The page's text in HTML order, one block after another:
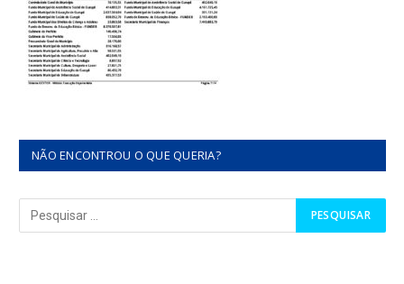
NÃO ENCONTROU O QUE QUERIA?